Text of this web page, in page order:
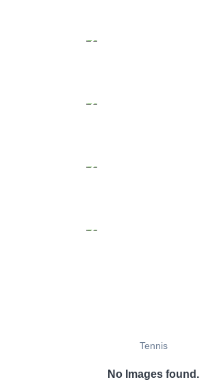
Tennis
No Images found.